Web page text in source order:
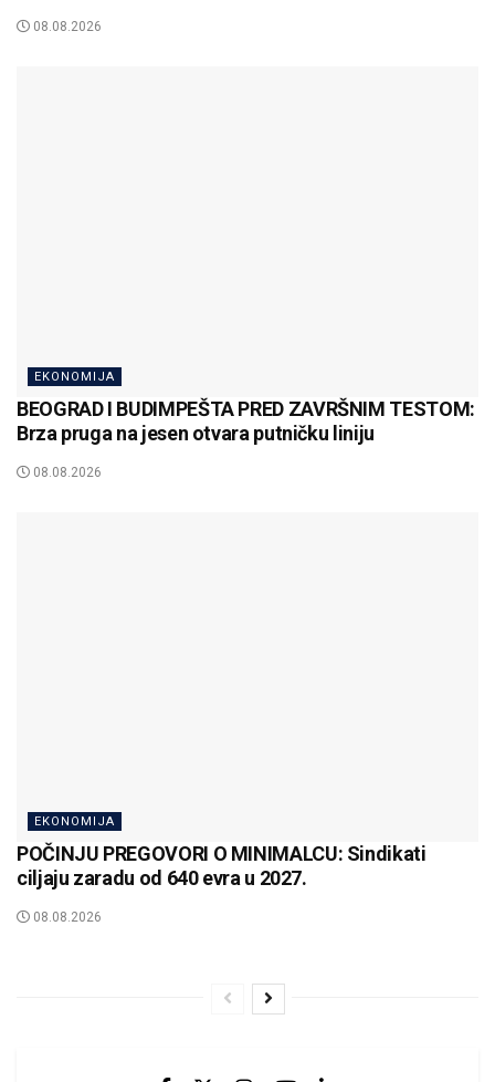
08.08.2026
EKONOMIJA
BEOGRAD I BUDIMPEŠTA PRED ZAVRŠNIM TESTOM:
Brza pruga na jesen otvara putničku liniju
08.08.2026
EKONOMIJA
POČINJU PREGOVORI O MINIMALCU: Sindikati
ciljaju zaradu od 640 evra u 2027.
08.08.2026